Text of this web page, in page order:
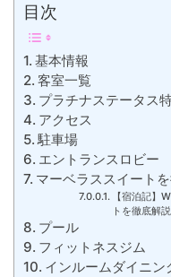
目次
基本情報
客室一覧
プラチナステータス
アクセス
駐車場
エントランスロビー
マーベラススイート
【宿泊記】
トを徹底解説
プール
フィットネスジム
インルームダイニン